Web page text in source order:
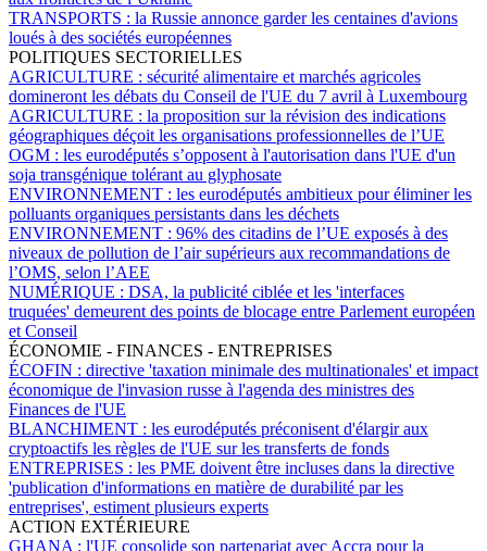
TRANSPORTS : la Russie annonce garder les centaines d'avions
loués à des sociétés européennes
POLITIQUES SECTORIELLES
AGRICULTURE : sécurité alimentaire et marchés agricoles
domineront les débats du Conseil de l'UE du 7 avril à Luxembourg
AGRICULTURE : la proposition sur la révision des indications
géographiques déçoit les organisations professionnelles de l’UE
OGM : les eurodéputés s’opposent à l'autorisation dans l'UE d'un
soja transgénique tolérant au glyphosate
ENVIRONNEMENT : les eurodéputés ambitieux pour éliminer les
polluants organiques persistants dans les déchets
ENVIRONNEMENT : 96% des citadins de l’UE exposés à des
niveaux de pollution de l’air supérieurs aux recommandations de
l’OMS, selon l’AEE
NUMÉRIQUE : DSA, la publicité ciblée et les 'interfaces
truquées' demeurent des points de blocage entre Parlement européen
et Conseil
ÉCONOMIE - FINANCES - ENTREPRISES
ÉCOFIN : directive 'taxation minimale des multinationales' et impact
économique de l'invasion russe à l'agenda des ministres des
Finances de l'UE
BLANCHIMENT : les eurodéputés préconisent d'élargir aux
cryptoactifs les règles de l'UE sur les transferts de fonds
ENTREPRISES : les PME doivent être incluses dans la directive
'publication d'informations en matière de durabilité par les
entreprises', estiment plusieurs experts
ACTION EXTÉRIEURE
GHANA : l'UE consolide son partenariat avec Accra pour la